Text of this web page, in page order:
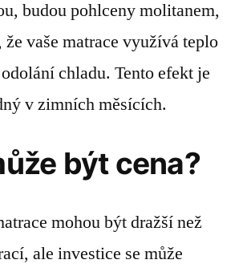
budou pohlceny molitanem,
že vaše matrace využívá teplo
chladu. Tento efekt je
v zimních měsících.
být cena?
mohou být dražší než
ale investice se může